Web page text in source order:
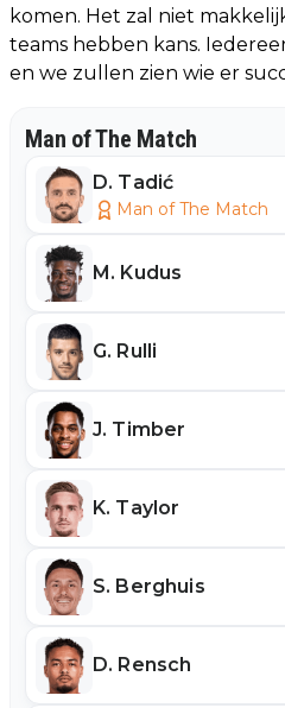
komen. Het zal niet
teams hebben kans.
en we zullen zien wie er
Man of The Match
D. Tadić
Man of The Match
M. Kudus
G. Rulli
J. Timber
K. Taylor
S. Berghuis
D. Rensch